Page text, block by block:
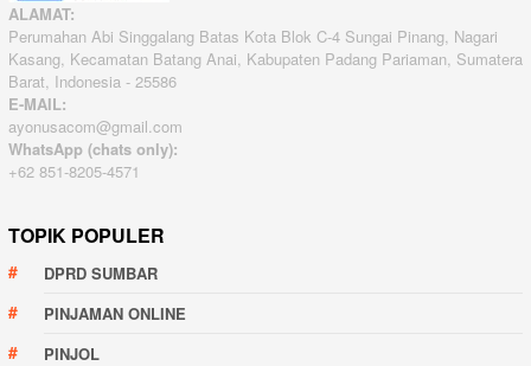
ALAMAT:
Perumahan Abi Singgalang Batas Kota Blok C-4 Sungai Pinang, Nagari
Kasang, Kecamatan Batang Anai, Kabupaten Padang Pariaman, Sumatera
Barat, Indonesia - 25586
E-MAIL:
ayonusacom@gmail.com
WhatsApp (chats only):
+62 851-8205-4571
TOPIK POPULER
DPRD SUMBAR
PINJAMAN ONLINE
PINJOL